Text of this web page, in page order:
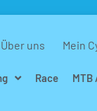
Über uns Mein
Race MTB